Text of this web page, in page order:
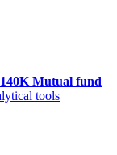
Mutual fund
tools